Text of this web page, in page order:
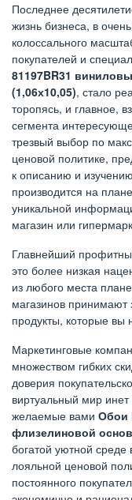
Последнее
жизнь бизнеса, в
колоссального
покупателей и
81197BR31
(1,06х10,05), стало
торопясь, и главное,
сегмента
трезвый выбор по
ценовой политике,
к описанию и
производится на
уникальной
магазин или
Главнейший
это более низкая
из любого места
магазинов принимают
продукты, которые вы
Маркетинговые
множеством гибких
доверия
виртуальный мир
желаемые вами Обои
флизелиновой
богатой уютной
лояльной ценовой
постоянного